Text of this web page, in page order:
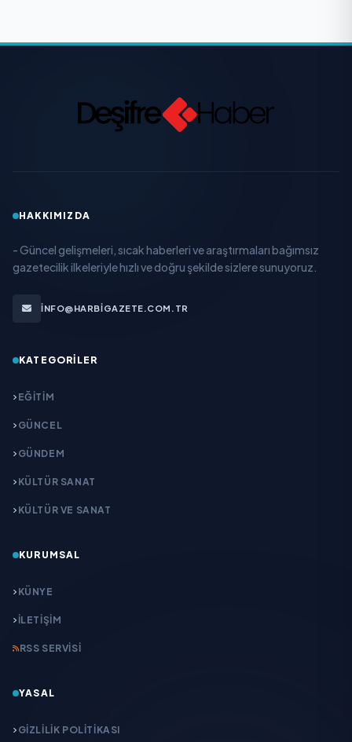
HAKKIMIZDA
- Güncel gelişmeleri, sıcak haberleri ve araştırmaları bağımsız
gazetecilik ilkeleriyle hızlı ve doğru şekilde sizlere sunuyoruz.
INFO@HARBIGAZETE.COM.TR
KATEGORILER
EĞITIM
GÜNCEL
GÜNDEM
KÜLTÜR SANAT
KÜLTÜR VE SANAT
KURUMSAL
KÜNYE
İLETIŞIM
RSS SERVISI
YASAL
GIZLILIK POLITIKASI